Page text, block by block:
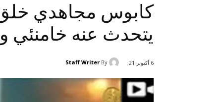
كابوس مجاهدي
يتحدث عنه خامنئي
6 أكتوبر 21 By
Staff Writer